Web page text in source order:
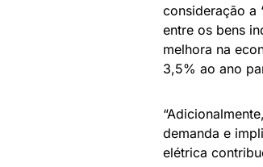
consideração a
entre os bens
melhora na
3,5% ao ano
demanda e
elétrica